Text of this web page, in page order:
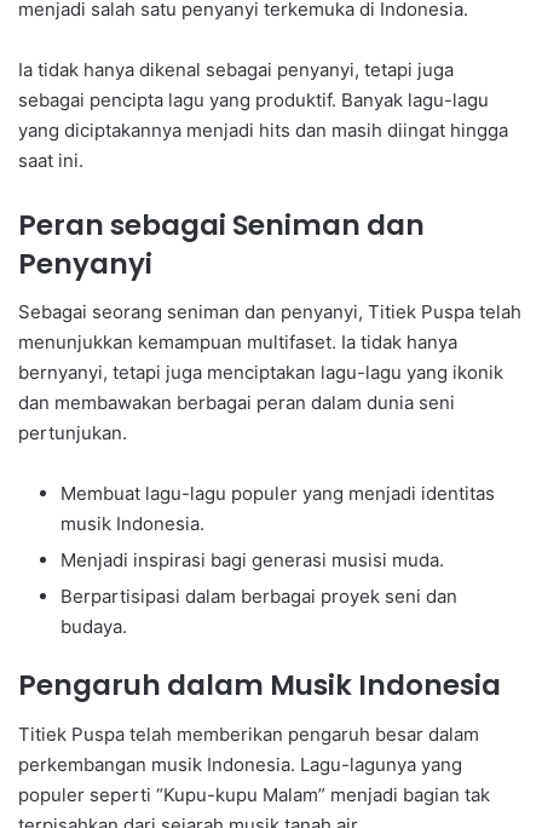
menjadi salah satu penyanyi terkemuka di Indonesia.
Ia tidak hanya dikenal sebagai penyanyi, tetapi juga
sebagai pencipta lagu yang produktif. Banyak lagu-lagu
yang diciptakannya menjadi hits dan masih diingat hingga
saat ini.
Peran sebagai Seniman dan
Penyanyi
Sebagai seorang seniman dan penyanyi, Titiek Puspa telah
menunjukkan kemampuan multifaset. Ia tidak hanya
bernyanyi, tetapi juga menciptakan lagu-lagu yang ikonik
dan membawakan berbagai peran dalam dunia seni
pertunjukan.
Membuat lagu-lagu populer yang menjadi identitas
musik Indonesia.
Menjadi inspirasi bagi generasi musisi muda.
Berpartisipasi dalam berbagai proyek seni dan
budaya.
Pengaruh dalam Musik Indonesia
Titiek Puspa telah memberikan pengaruh besar dalam
perkembangan musik Indonesia. Lagu-lagunya yang
populer seperti “Kupu-kupu Malam” menjadi bagian tak